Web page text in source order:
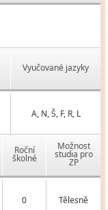
Vyučované jazyky
A, N, Š, F, R, L
Roční
školné
Možnost
studia pro
ZP
0 Tělesně